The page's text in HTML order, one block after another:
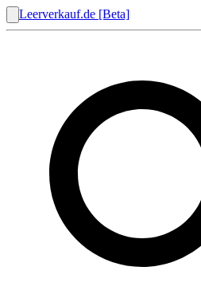
Leerverkauf.de [Beta]